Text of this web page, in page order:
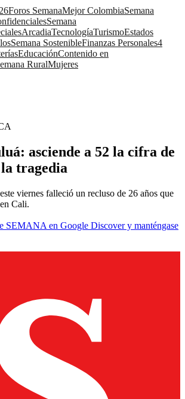
Foros SemanaMejor ColombiaSemana
Semana
ArcadiaTecnologíaTurismoEstados
Semana SostenibleFinanzas Personales4
EducaciónContenido en
RuralMujeres
asciende a 52 la cifra de
tragedia
viernes falleció un recluso de 26 años que
Cali.
SEMANA en Google Discover y manténgase